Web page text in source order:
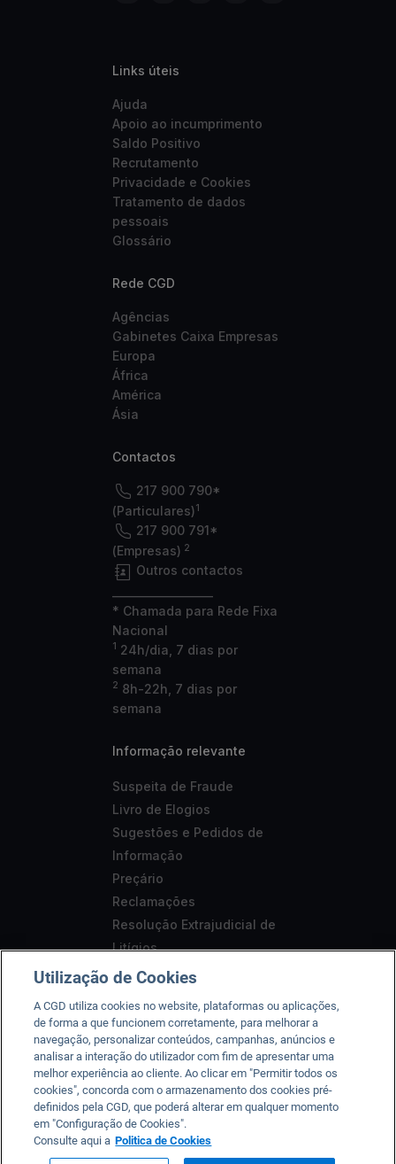
Links úteis
Ajuda
Apoio ao incumprimento
Saldo Positivo
Recrutamento
Privacidade e Cookies
Tratamento de dados
pessoais
Glossário
Rede CGD
Agências
Gabinetes Caixa Empresas
Europa
África
América
Ásia
Contactos
217 900 790*
(Particulares)1
217 900 791*
(Empresas) 2
Outros contactos
* Chamada para Rede Fixa
Nacional
1 24h/dia, 7 dias por
semana
2 8h-22h, 7 dias por
semana
Informação relevante
Suspeita de Fraude
Livro de Elogios
Sugestões e Pedidos de
Informação
Preçário
Reclamações
Resolução Extrajudicial de
Litígios
Segurança
Acessibilidade
A CGD está registada junto do Banco de Portugal sob o n.º
35, da CMVM sob o n.º 125 e da ASF sob o nº 419501357.
2026 © Caixa Geral de Depósitos, SA. Todos os direitos
Utilização de Cookies
A CGD utiliza cookies no website, plataformas ou aplicações,
de forma a que funcionem corretamente, para melhorar a
navegação, personalizar conteúdos, campanhas, anúncios e
analisar a interação do utilizador com fim de apresentar uma
melhor experiência ao cliente. Ao clicar em "Permitir todos os
cookies", concorda com o armazenamento dos cookies pré-
definidos pela CGD, que poderá alterar em qualquer momento
em "Configuração de Cookies".
Consulte aqui a Politica de Cookies